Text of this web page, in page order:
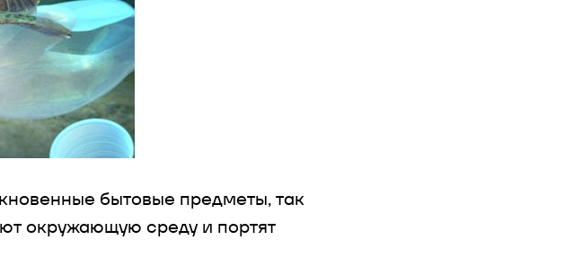
бытовые предметы, так
окружающую среду и портят